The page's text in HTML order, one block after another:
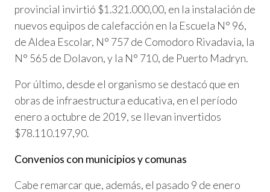
provincial invirtió $1.321.000,00, en la instalación de
nuevos equipos de calefacción en la Escuela N° 96,
de Aldea Escolar, N° 757 de Comodoro Rivadavia, la
N° 565 de Dolavon, y la N° 710, de Puerto Madryn.
Por último, desde el organismo se destacó que en
obras de infraestructura educativa, en el período
enero a octubre de 2019, se llevan invertidos
$78.110.197,90.
Convenios con municipios y comunas
Cabe remarcar que, además, el pasado 9 de enero